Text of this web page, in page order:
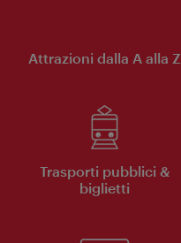
Attrazioni dalla A alla Z
Trasporti pubblici &
biglietti